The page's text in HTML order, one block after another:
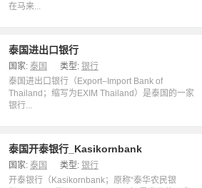
在马来...
泰国进出口银行
国家: 泰国 类型: 银行
泰国进出口银行（Export–Import Bank of
Thailand；缩写为EXIM Thailand）是泰国的一家
银行...
泰国开泰银行_Kasikornbank
国家: 泰国 类型: 银行
开泰银行（Kasikornbank；原称“泰华农民银